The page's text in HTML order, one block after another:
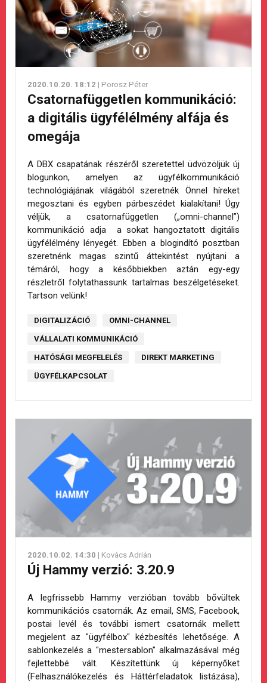
2020.10.20. 18:12 | Porosz Péter
Csatornafüggetlen kommunikáció:
a digitális ügyfélélmény alfája és
omegája
A DBX csapatának részéről szeretettel üdvözöljük új
blogunkon, amelyen az ügyfélkommunikáció
technológiájának világából szeretnék Önnel híreket
megosztani és egyben párbeszédet kialakítani! Úgy
véljük, a csatornafüggetlen („omni-channel”)
kommunikáció adja a sokat hangoztatott digitális
ügyfélélmény lényegét. Ebben a blogindító posztban
szeretnénk magas szintű áttekintést nyújtani a
témáról, hogy a későbbiekben aztán egy-egy
részletről folytathassunk tartalmas beszélgetéseket.
Tartson velünk!
DIGITALIZÁCIÓ OMNI-CHANNEL
VÁLLALATI KOMMUNIKÁCIÓ
HATÓSÁGI MEGFELELÉS DIREKT MARKETING
ÜGYFÉLKAPCSOLAT
2020.10.02. 14:30 | Kovács Adrián
Új Hammy verzió: 3.20.9
A legfrissebb Hammy verzióban tovább bővültek
kommunikációs csatornák. Az email, SMS, Facebook,
postai levél és további ismert csatornák mellett
megjelent az "ügyfélbox" kézbesítés lehetősége. A
sablonkezelés a "mestersablon" alkalmazásával még
fejlettebbé vált. Készítettünk új képernyőket
(Felhasználókezelés és Háttérfeladatok listázása),